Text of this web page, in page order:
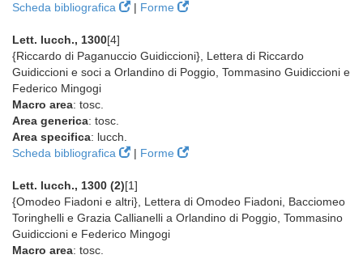
Scheda bibliografica
| Forme
Lett. lucch., 1300[4]
{Riccardo di Paganuccio Guidiccioni}, Lettera di Riccardo
Guidiccioni e soci a Orlandino di Poggio, Tommasino Guidiccioni e
Federico Mingogi
Macro area: tosc.
Area generica: tosc.
Area specifica: lucch.
Scheda bibliografica
| Forme
Lett. lucch., 1300 (2)[1]
{Omodeo Fiadoni e altri}, Lettera di Omodeo Fiadoni, Bacciomeo
Toringhelli e Grazia Callianelli a Orlandino di Poggio, Tommasino
Guidiccioni e Federico Mingogi
Macro area: tosc.